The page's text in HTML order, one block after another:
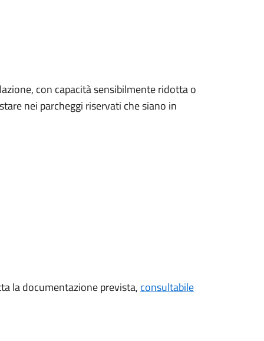
con capacità sensibilmente ridotta o
nei parcheggi riservati che siano in
la documentazione prevista, consultabile